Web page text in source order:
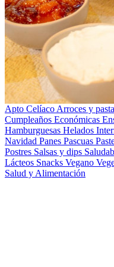
Apto Celíaco Arroces y
Cumpleaños Económicas
Hamburguesas Helados
Navidad Panes Pascuas
Postres Salsas y dips
Lácteos Snacks Vegano
Salud y Alimentación